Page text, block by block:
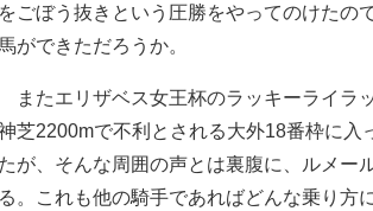
をごぼう抜きという圧勝をやってのけたの
馬ができただろうか。
またエリザベス女王杯のラッキーライラ
芝2200mで不利とされる大外18番枠に
たが、そんな周囲の声とは裏腹に、ルメー
る。これも他の騎手であればどんな乗り方